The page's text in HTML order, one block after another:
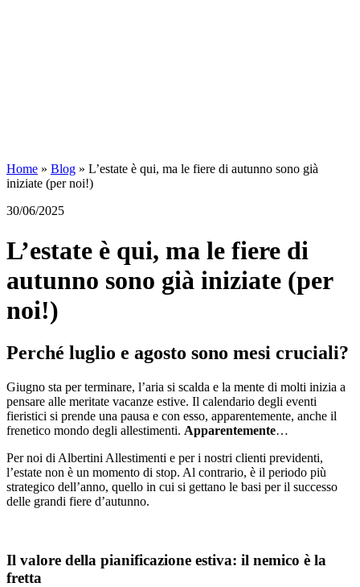
Home » Blog » L’estate è qui, ma le fiere di autunno sono già
iniziate (per noi!)
30/06/2025
L’estate è qui, ma le fiere di
autunno sono già iniziate (per
noi!)
Perché luglio e agosto sono mesi cruciali?
Giugno sta per terminare, l’aria si scalda e la mente di molti inizia a
pensare alle meritate vacanze estive. Il calendario degli eventi
fieristici si prende una pausa e con esso, apparentemente, anche il
frenetico mondo degli allestimenti. Apparentemente…
Per noi di Albertini Allestimenti e per i nostri clienti previdenti,
l’estate non è un momento di stop. Al contrario, è il periodo più
strategico dell’anno, quello in cui si gettano le basi per il successo
delle grandi fiere d’autunno.
Il valore della pianificazione estiva: il nemico è la
fretta